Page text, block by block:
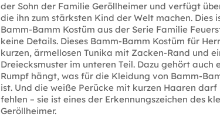
der Sohn der Familie Geröllheimer und verfügt
die ihn zum stärksten Kind der Welt machen. Dies
Bamm-Bamm Kostüm aus der Serie Familie
keine Details. Dieses Bamm-Bamm Kostüm für
kurzen, ärmellosen Tunika mit Zacken-Rand und
Dreiecksmuster im unteren Teil. Dazu gehört auch
Rumpf hängt, was für die Kleidung von Bamm-
ist. Und die weiße Perücke mit kurzen Haaren
fehlen – sie ist eines der Erkennungszeichen des
Geröllheimer.